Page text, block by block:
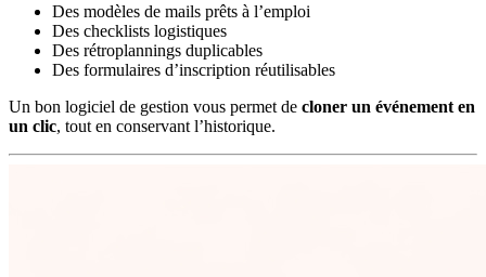
Des modèles de mails prêts à l’emploi
Des checklists logistiques
Des rétroplannings duplicables
Des formulaires d’inscription réutilisables
Un bon logiciel de gestion vous permet de cloner un événement en
un clic, tout en conservant l’historique.